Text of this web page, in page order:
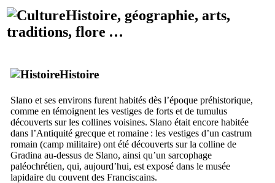
Histoire, géographie, arts,
traditions, flore …
Histoire
Slano et ses environs furent habités dès l’époque préhistorique,
comme en témoignent les vestiges de forts et de tumulus
découverts sur les collines voisines. Slano était encore habitée
dans l’Antiquité grecque et romaine : les vestiges d’un castrum
romain (camp militaire) ont été découverts sur la colline de
Gradina au-dessus de Slano, ainsi qu’un sarcophage
paléochrétien, qui, aujourd’hui, est exposé dans le musée
lapidaire du couvent des Franciscains.